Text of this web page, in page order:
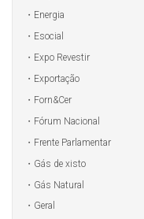
Energia
Esocial
Expo Revestir
Exportação
Forn&Cer
Fórum Nacional
Frente Parlamentar
Gás de xisto
Gás Natural
Geral